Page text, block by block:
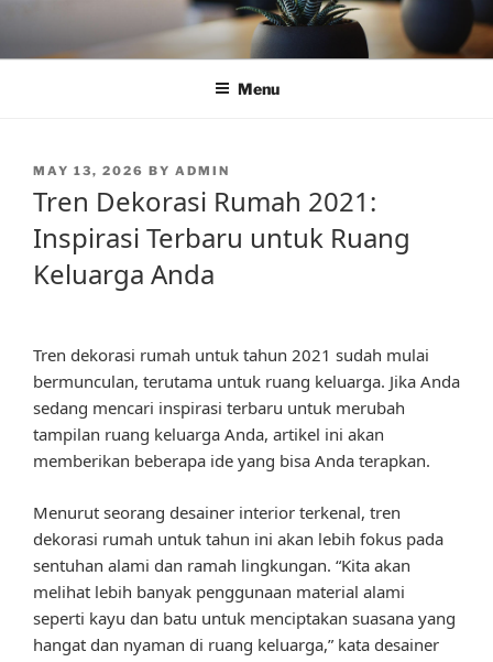
content
Menu
POSTED
MAY 13, 2026 BY ADMIN
Tren Dekorasi Rumah 2021:
Inspirasi Terbaru untuk Ruang
Keluarga Anda
Tren dekorasi rumah untuk tahun 2021 sudah mulai
bermunculan, terutama untuk ruang keluarga. Jika Anda
sedang mencari inspirasi terbaru untuk merubah
tampilan ruang keluarga Anda, artikel ini akan
memberikan beberapa ide yang bisa Anda terapkan.
Menurut seorang desainer interior terkenal, tren
dekorasi rumah untuk tahun ini akan lebih fokus pada
sentuhan alami dan ramah lingkungan. “Kita akan
melihat lebih banyak penggunaan material alami
seperti kayu dan batu untuk menciptakan suasana yang
hangat dan nyaman di ruang keluarga,” kata desainer